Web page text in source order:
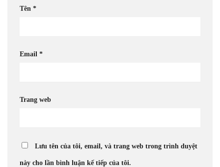
Tên *
Email *
Trang web
Lưu tên của tôi, email, và trang web trong trình duyệt
này cho lần bình luận kế tiếp của tôi.